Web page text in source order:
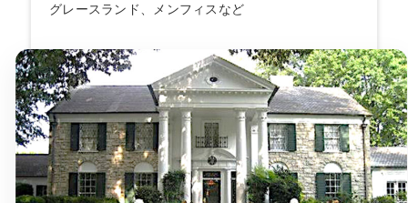
グレースランド、メンフィスなど